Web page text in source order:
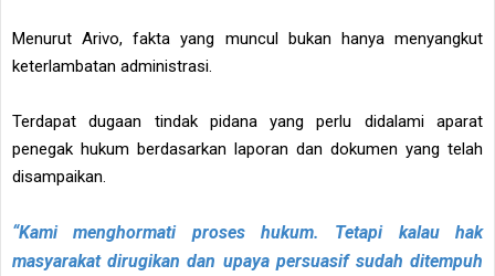
Menurut Arivo, fakta yang muncul bukan hanya menyangkut
keterlambatan administrasi.
Terdapat dugaan tindak pidana yang perlu didalami aparat
penegak hukum berdasarkan laporan dan dokumen yang telah
disampaikan.
“Kami menghormati proses hukum. Tetapi kalau hak
masyarakat dirugikan dan upaya persuasif sudah ditempuh